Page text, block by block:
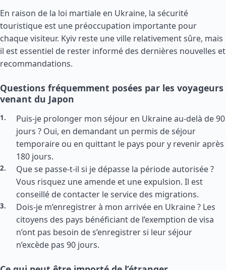
En raison de la loi martiale en Ukraine, la sécurité
touristique est une préoccupation importante pour
chaque visiteur. Kyiv reste une ville relativement sûre, mais
il est essentiel de rester informé des dernières nouvelles et
recommandations.
Questions fréquemment posées par les voyageurs
venant du Japon
Puis-je prolonger mon séjour en Ukraine au-delà de 90
jours ? Oui, en demandant un permis de séjour
temporaire ou en quittant le pays pour y revenir après
180 jours.
Que se passe-t-il si je dépasse la période autorisée ?
Vous risquez une amende et une expulsion. Il est
conseillé de contacter le service des migrations.
Dois-je m’enregistrer à mon arrivée en Ukraine ? Les
citoyens des pays bénéficiant de l’exemption de visa
n’ont pas besoin de s’enregistrer si leur séjour
n’excède pas 90 jours.